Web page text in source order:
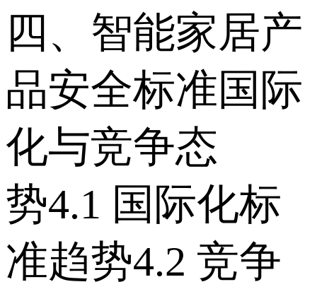
四、智能家居产
品安全标准国际
化与竞争态
势 4.1 国际化标
准趋势 4.2 竞争